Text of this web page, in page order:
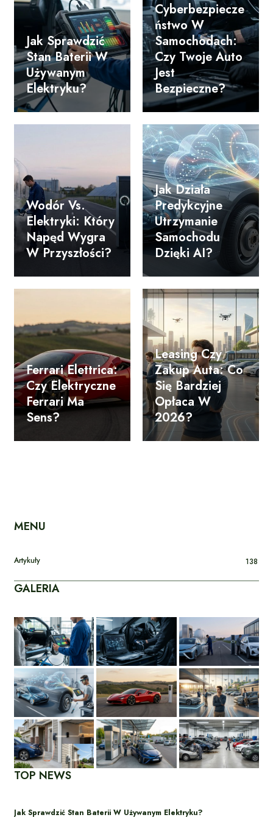
Jak Sprawdzić
Stan Baterii W
Używanym
Elektryku?
Cyberbezpiecze
Ństwo W
Samochodach:
Czy Twoje Auto
Jest
Bezpieczne?
Wodór Vs.
Elektryki: Który
Napęd Wygra
W Przyszłości?
Jak Działa
Predykcyjne
Utrzymanie
Samochodu
Dzięki AI?
Ferrari Elettrica:
Czy Elektryczne
Ferrari Ma
Sens?
Leasing Czy
Zakup Auta: Co
Się Bardziej
Opłaca W
2026?
MENU
Artykuły 138
GALERIA
TOP NEWS
Jak Sprawdzić Stan Baterii W Używanym Elektryku?